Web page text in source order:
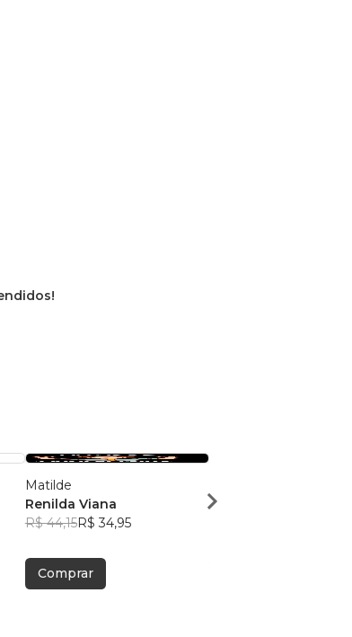
Matilde
Renilda Viana
R$ 44,15R$ 34,95
Comprar
aumenta um ponto